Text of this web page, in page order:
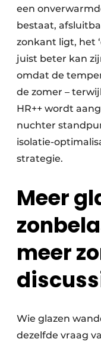
een
bestaat,
zonkant ligt, het
juist beter kan
omdat de
de zomer –
HR++ wordt
nuchter
isolatie-
strategie.
Meer
meer
Wie glazen
dezelfde vraag